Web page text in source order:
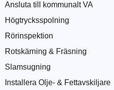
Ansluta till kommunalt VA
Högtrycksspolning
Rörinspektion
Rotskärning & Fräsning
Slamsugning
Installera Olje- & Fettavskiljare